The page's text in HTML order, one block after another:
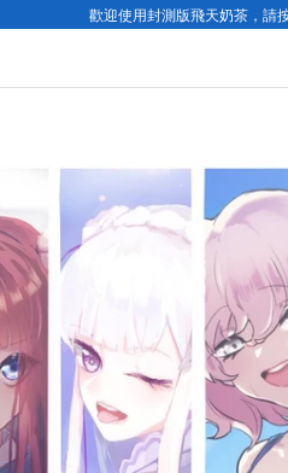
歡迎使用封測版飛天奶茶，請